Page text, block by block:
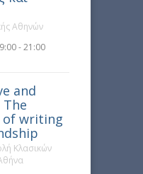
Αθηνών
- 21:00
and
of writing
Κλασικών